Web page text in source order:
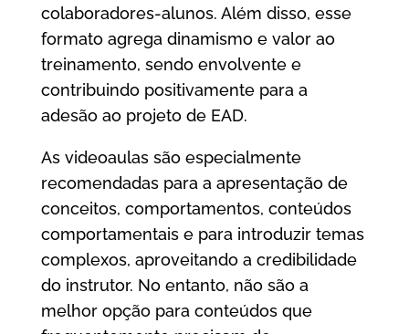
colaboradores-alunos. Além disso, esse
formato agrega dinamismo e valor ao
treinamento, sendo envolvente e
contribuindo positivamente para a
adesão ao projeto de EAD.
As videoaulas são especialmente
recomendadas para a apresentação de
conceitos, comportamentos, conteúdos
comportamentais e para introduzir temas
complexos, aproveitando a credibilidade
do instrutor. No entanto, não são a
melhor opção para conteúdos que